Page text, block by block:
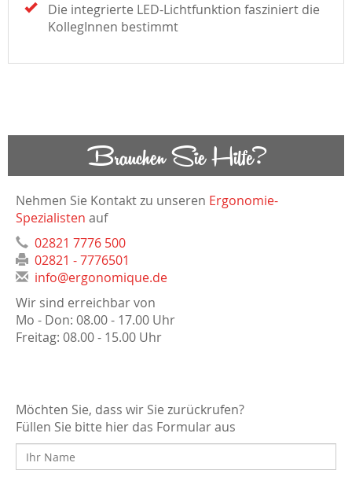
Die integrierte LED-Lichtfunktion fasziniert die
KollegInnen bestimmt
Brauchen Sie Hilfe?
Nehmen Sie Kontakt zu unseren Ergonomie-
Spezialisten auf
02821 7776 500
02821 - 7776501
info@ergonomique.de
Wir sind erreichbar von
Mo - Don: 08.00 - 17.00 Uhr
Freitag: 08.00 - 15.00 Uhr
Möchten Sie, dass wir Sie zurückrufen?
Füllen Sie bitte hier das Formular aus